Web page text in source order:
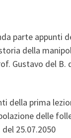
parte appunti
della
Gustavo del B.
della prima
delle
del 25.07.2050